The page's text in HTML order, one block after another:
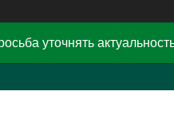
уточнять